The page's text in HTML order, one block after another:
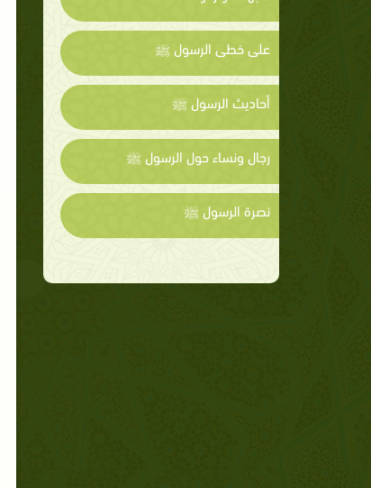
على خطى الرسول ﷺ
أحاديث الرسول ﷺ
رجال ونساء حول الرسول ﷺ
نصرة الرسول ﷺ